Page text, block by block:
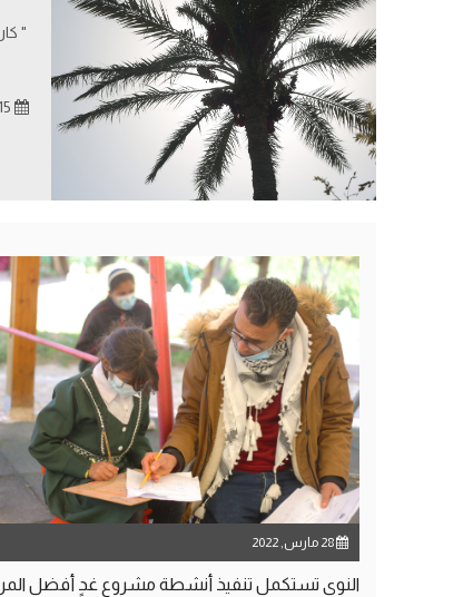
"
النوى تستكمل تنفيذ أنشطة مشروع غدٍ أفضل